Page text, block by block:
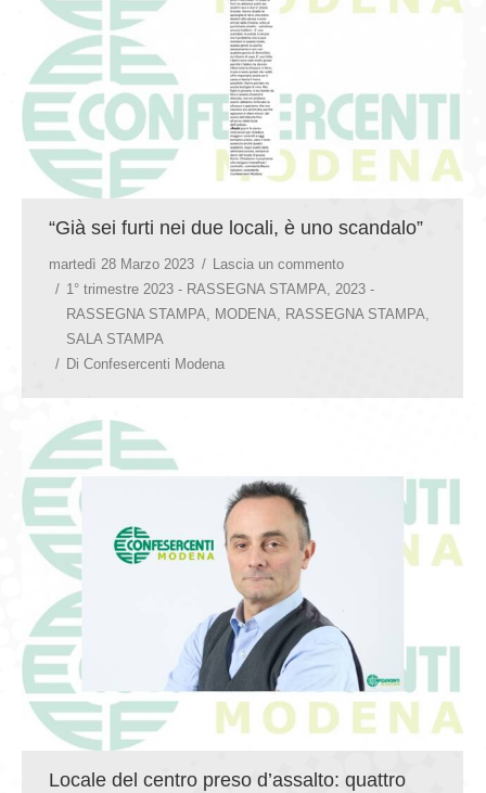
“Già sei furti nei due locali, è uno scandalo”
martedì 28 Marzo 2023
Lascia un commento
1° trimestre 2023 - RASSEGNA STAMPA
2023 -
RASSEGNA STAMPA
MODENA RASSEGNA STAMPA
SALA STAMPA
Di Confesercenti Modena
Locale del centro preso d’assalto: quattro